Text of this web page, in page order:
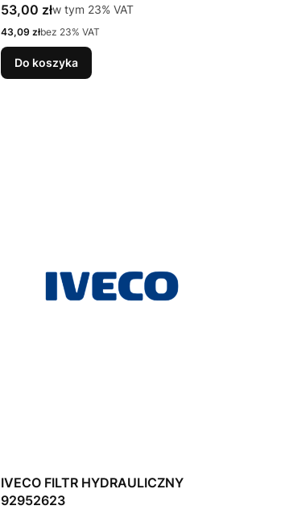
Cena brutto
53,00 złw tym %s VAT
w tym 23% VAT
Cena netto
43,09 złbez 23% VAT
Do koszyka
IVECO FILTR HYDRAULICZNY
92952623